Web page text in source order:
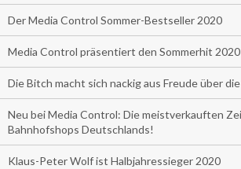
Der Media Control Sommer-Bestseller 2020
Media Control präsentiert den Sommerhit 2020
Die Bitch macht sich nackig aus Freude über die
Neu bei Media Control: Die meistverkauften
Bahnhofshops Deutschlands!
Klaus-Peter Wolf ist Halbjahressieger 2020